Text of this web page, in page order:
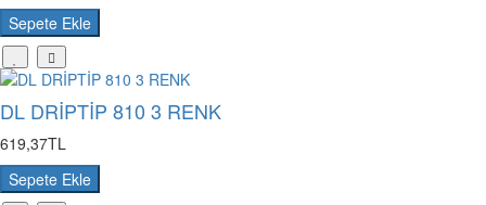
Sepete Ekle
DL DRİPTİP 810 3 RENK
619,37TL
Sepete Ekle